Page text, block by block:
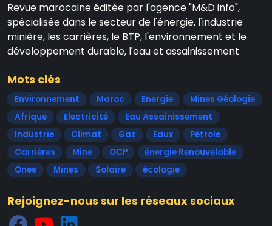
Revue marocaine éditée par l'agence "M&D info",
spécialisée dans le secteur de l'énergie, l'industrie
minière, les carrières, le BTP, l'environnement et le
développement durable, l'eau et assainissement
Mots clés
Environnement Maroc Energie
Mines Géologie
Afrique
Electricité
Eau Assainissement
Industrie
Climat Gaz Eaux
Pétrole
Carrières
Mine OCP
énergie Renouvelable
Onee
Mines Solaire écologie
Rejoignez-nous sur les réseaux sociaux